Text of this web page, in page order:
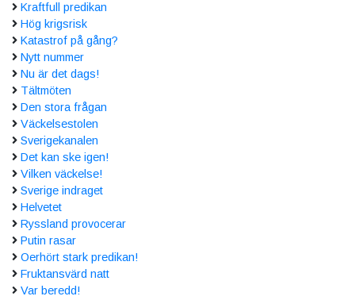
Kraftfull predikan
Hög krigsrisk
Katastrof på gång?
Nytt nummer
Nu är det dags!
Tältmöten
Den stora frågan
Väckelsestolen
Sverigekanalen
Det kan ske igen!
Vilken väckelse!
Sverige indraget
Helvetet
Ryssland provocerar
Putin rasar
Oerhört stark predikan!
Fruktansvärd natt
Var beredd!